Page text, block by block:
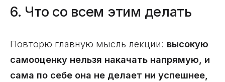
6. Что со всем этим делать
Повторю главную мысль лекции: высокую
самооценку нельзя накачать напрямую, и
сама по себе она не делает ни успешнее,